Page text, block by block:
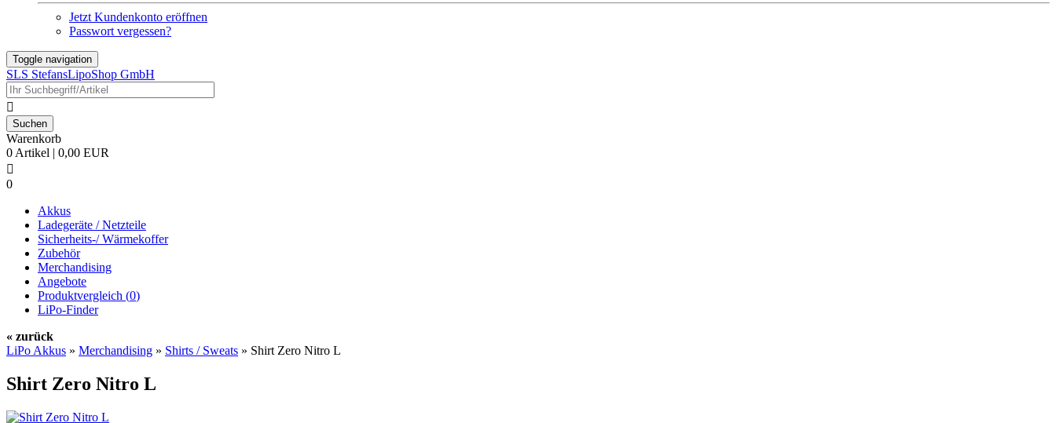
Jetzt Kundenkonto eröffnen
Passwort vergessen?
Toggle navigation
SLS StefansLipoShop GmbH

Warenkorb
0 Artikel | 0,00 EUR

0
Akkus
Ladegeräte / Netzteile
Sicherheits-/ Wärmekoffer
Zubehör
Merchandising
Angebote
Produktvergleich (0)
LiPo-Finder
« zurück
LiPo Akkus » Merchandising » Shirts / Sweats » Shirt Zero Nitro L
Shirt Zero Nitro L